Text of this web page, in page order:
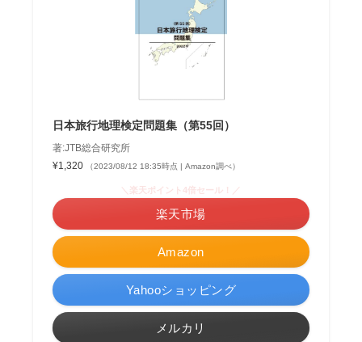
日本旅行地理検定問題集（第55回）
著:JTB総合研究所
¥1,320
（2023/08/12 18:35時点 | Amazon調べ）
Amazon
＼楽天ポイント4倍セール！／
楽天市場
Yahooショッピング
メルカリ